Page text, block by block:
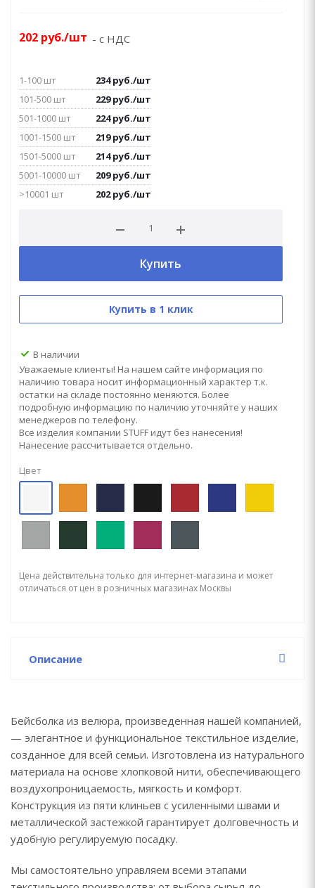
202 руб./шт - с НДС
1-100 шт 234руб./шт
101-500 шт
229руб./шт
501-1000 шт
224руб./шт
1001-1500 шт
219руб./шт
1501-5000 шт
214руб./шт
5001-10000 шт
209руб./шт
>10001 шт
202руб./шт
Купить
Купить в 1 клик
В наличии
Уважаемые клиенты! На нашем сайте информация по
наличию товара носит информационный характер т.к.
остатки на складе постоянно меняются. Более
подробную информацию по наличию уточняйте у наших
менеджеров по телефону.
Все изделия компании STUFF идут без нанесения!
Нанесение рассчитывается отдельно.
Цвет
Цена действительна только для интернет-магазина и может
отличаться от цен в розничных магазинах Москвы
Описание
Бейсболка из велюра, произведенная нашей компанией,
— элегантное и функциональное текстильное изделие,
созданное для всей семьи. Изготовлена из натурального
материала на основе хлопковой нити, обеспечивающего
воздухопроницаемость, мягкость и комфорт.
Конструкция из пяти клиньев с усиленными швами и
металлической застежкой гарантирует долговечность и
удобную регулируемую посадку.
Мы самостоятельно управляем всеми этапами